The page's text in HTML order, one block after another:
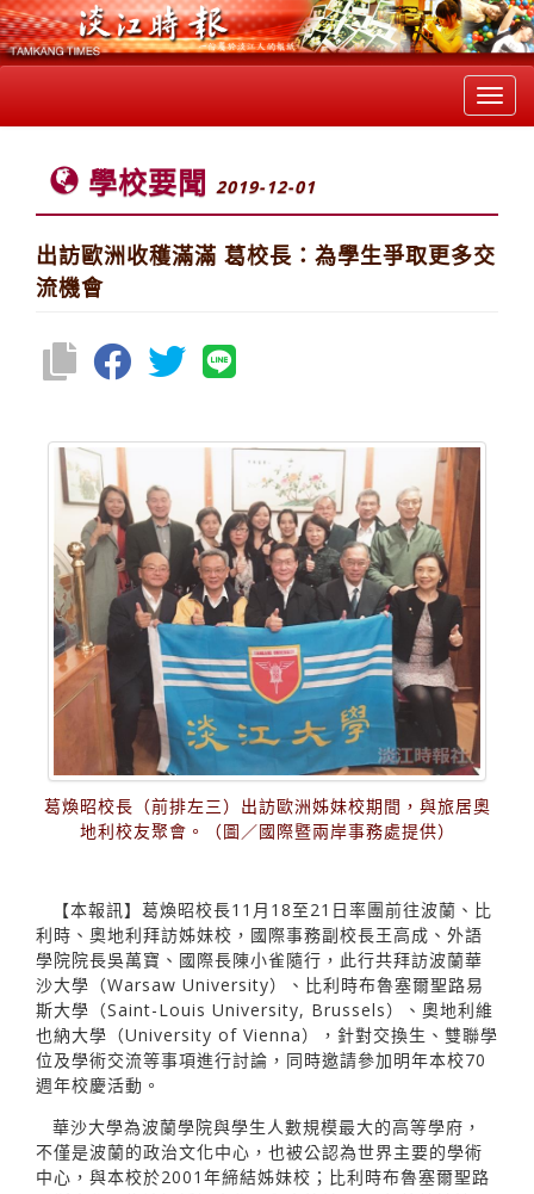
學校要聞 2019-12-01
出訪歐洲收穫滿滿 葛校長：為學生爭取更多交
流機會
葛煥昭校長（前排左三）出訪歐洲姊妹校期間，與旅居奧
地利校友聚會。（圖／國際暨兩岸事務處提供）
【本報訊】葛煥昭校長11月18至21日率團前往波蘭、比
利時、奧地利拜訪姊妹校，國際事務副校長王高成、外語
學院院長吳萬寶、國際長陳小雀隨行，此行共拜訪波蘭華
沙大學（Warsaw University）、比利時布魯塞爾聖路易
斯大學（Saint-Louis University, Brussels）、奧地利維
也納大學（University of Vienna），針對交換生、雙聯學
位及學術交流等事項進行討論，同時邀請參加明年本校70
週年校慶活動。
華沙大學為波蘭學院與學生人數規模最大的高等學府，
不僅是波蘭的政治文化中心，也被公認為世界主要的學術
中心，與本校於2001年締結姊妹校；比利時布魯塞爾聖路